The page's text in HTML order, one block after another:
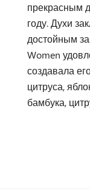
прекрасным
году. Духи
достойным
Women
создавала
цитруса,
бамбука,